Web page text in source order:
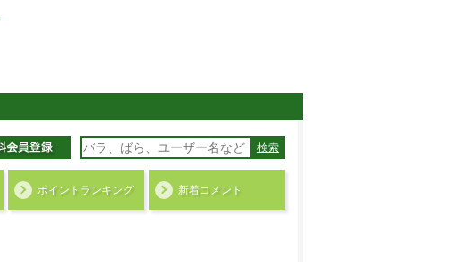
検索
ポイント ランキング 新着コメント